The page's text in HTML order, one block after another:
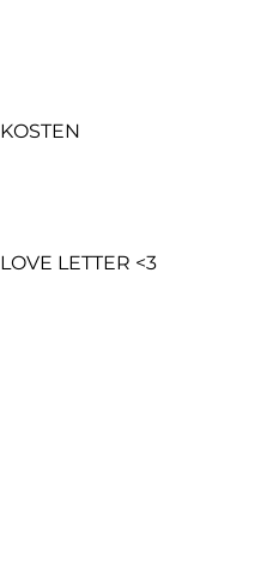
KOSTEN
LOVE LETTER <3